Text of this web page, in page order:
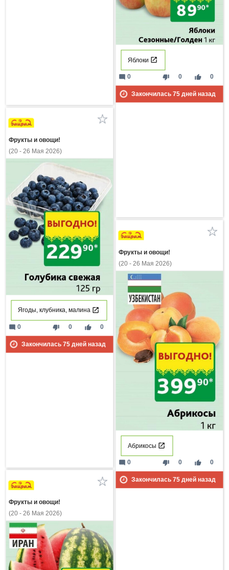
Яблоки
thumb_down 0 thumb_up 0
mode_comment 0
Закончилась 75дней назад
Фрукты и овощи!
(20 - 26 Мая 2026)
Ягоды, клубника, малина
thumb_down 0 thumb_up 0
mode_comment 0
Закончилась 75дней назад
Фрукты и овощи!
(20 - 26 Мая 2026)
Абрикосы
thumb_down 0 thumb_up 0
mode_comment 0
Закончилась 75дней назад
Фрукты и овощи!
(20 - 26 Мая 2026)